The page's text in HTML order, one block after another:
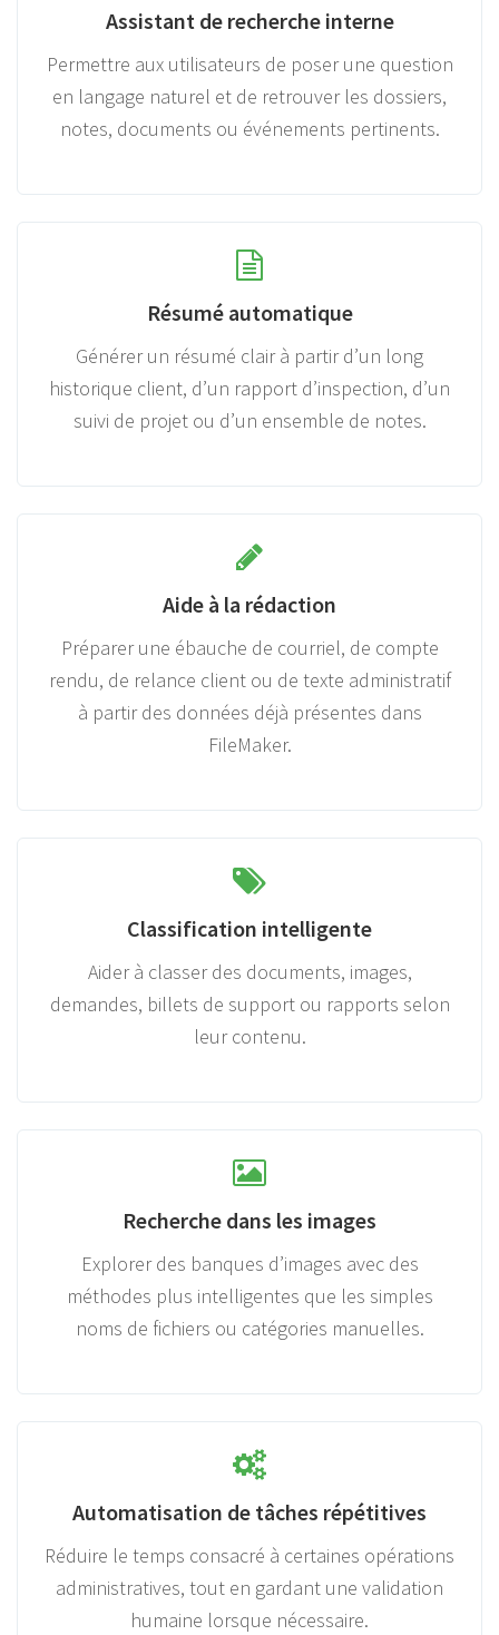
Assistant de recherche interne
Permettre aux utilisateurs de poser une question
en langage naturel et de retrouver les dossiers,
notes, documents ou événements pertinents.
Résumé automatique
Générer un résumé clair à partir d’un long
historique client, d’un rapport d’inspection, d’un
suivi de projet ou d’un ensemble de notes.
Aide à la rédaction
Préparer une ébauche de courriel, de compte
rendu, de relance client ou de texte administratif
à partir des données déjà présentes dans
FileMaker.
Classification intelligente
Aider à classer des documents, images,
demandes, billets de support ou rapports selon
leur contenu.
Recherche dans les images
Explorer des banques d’images avec des
méthodes plus intelligentes que les simples
noms de fichiers ou catégories manuelles.
Automatisation de tâches répétitives
Réduire le temps consacré à certaines opérations
administratives, tout en gardant une validation
humaine lorsque nécessaire.